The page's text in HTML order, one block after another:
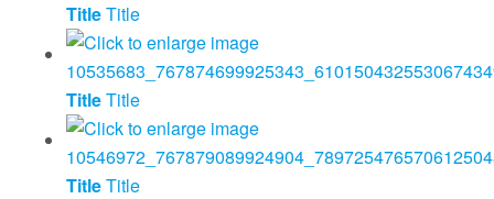
TitleTitle
TitleTitle
TitleTitle